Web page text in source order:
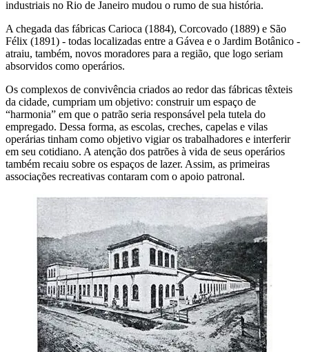
industriais no Rio de Janeiro mudou o rumo de sua história.
A chegada das fábricas Carioca (1884), Corcovado (1889) e São
Félix (1891) - todas localizadas entre a Gávea e o Jardim Botânico -
atraiu, também, novos moradores para a região, que logo seriam
absorvidos como operários.
Os complexos de convivência criados ao redor das fábricas têxteis
da cidade, cumpriam um objetivo: construir um espaço de
“harmonia” em que o patrão seria responsável pela tutela do
empregado. Dessa forma, as escolas, creches, capelas e vilas
operárias tinham como objetivo vigiar os trabalhadores e interferir
em seu cotidiano. A atenção dos patrões à vida de seus operários
também recaiu sobre os espaços de lazer. Assim, as primeiras
associações recreativas contaram com o apoio patronal.